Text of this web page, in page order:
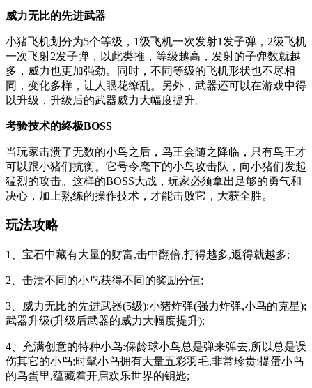
威力无比的先进武器
小猪飞机划分为5个等级，1级飞机一次发射1发子弹，2级飞机
一次飞射2发子弹，以此类推，等级越高，发射的子弹数就越
多，威力也更加强劲。同时，不同等级的飞机形状也不尽相
同，变化多样，让人眼花缭乱。另外，武器还可以在游戏中得
以升级，升级后的武器威力大幅度提升。
考验技术的终极BOSS
当玩家击溃了无数的小鸟之后，鸟王会随之降临，只有鸟王才
可以跟小猪们抗衡。它号令麾下的小鸟攻击队，向小猪们发起
猛烈的攻击。这样的BOSS大战，玩家必须拿出足够的勇气和
决心，加上熟练的操作技术，才能击败它，大获全胜。
玩法攻略
1、宝石中藏有大量的财富,击中翻倍,打得越多,返得就越多;
2、击溃不同的小鸟获得不同的奖励分值;
3、威力无比的先进武器(5级):小猪炸弹(强力炸弹,小鸟的克星);
武器升级(升级后武器的威力大幅度提升);
4、充满创意的特种小鸟:保龄球小鸟总是弹来弹去,所以总是误
伤其它的小鸟;时髦小鸟拥有大量五彩羽毛,非常珍贵;提蛋小鸟
的鸟蛋里,蕴藏着开启欢乐世界的钥匙;